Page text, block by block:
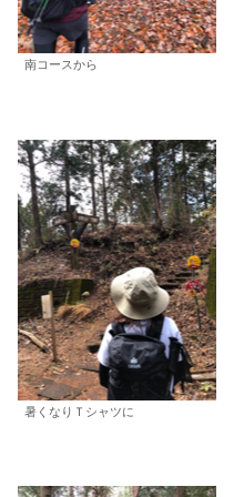
南コースから
暑くなりＴシャツに